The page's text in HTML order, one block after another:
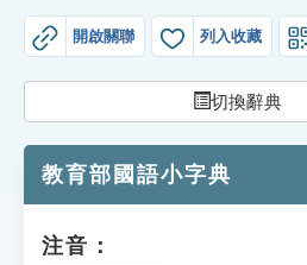
教學應用
貓頭鷹博士
開啟關聯 列入收藏
切換辭典
教育部國語小字典
注音：